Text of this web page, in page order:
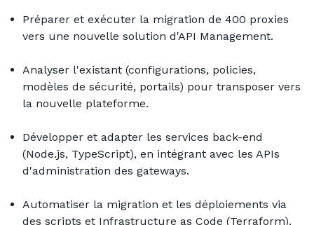
Préparer et exécuter la migration de 400 proxies
vers une nouvelle solution d'API Management.
Analyser l'existant (configurations, policies,
modèles de sécurité, portails) pour transposer vers
la nouvelle plateforme.
Développer et adapter les services back-end
(Node.js, TypeScript), en intégrant avec les APIs
d'administration des gateways.
Automatiser la migration et les déploiements via
des scripts et Infrastructure as Code (Terraform).